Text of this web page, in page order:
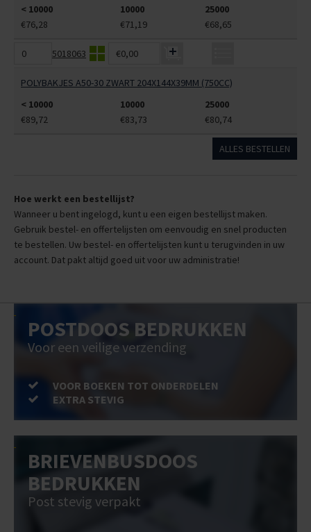
< 10000
10000
25000
€76,28
€71,19 €68,65
5018063 €0,00
POLYBAKJES A50-30 ZWART 204X144X39MM (750CC)
< 10000
10000
25000
€89,72
€83,73 €80,74
ALLES BESTELLEN
Hoe werkt een bestellijst?
Wanneer u bent ingelogd, kunt u een eigen bestellijst maken.
Gebruik bestel- en offertelijsten om eenvoudig en snel producten
te bestellen. Uw bestel- en offertelijsten kunt u terugvinden in uw
account. Dat pakt altijd goed uit voor uw administratie!
POSTDOOS BEDRUKKEN
Voor een veilige verzending
VOOR BOEKEN TOT ONDERDELEN
EXTRA STEVIG
BRIEVENBUSDOOS
BEDRUKKEN
Post stevig verpakt